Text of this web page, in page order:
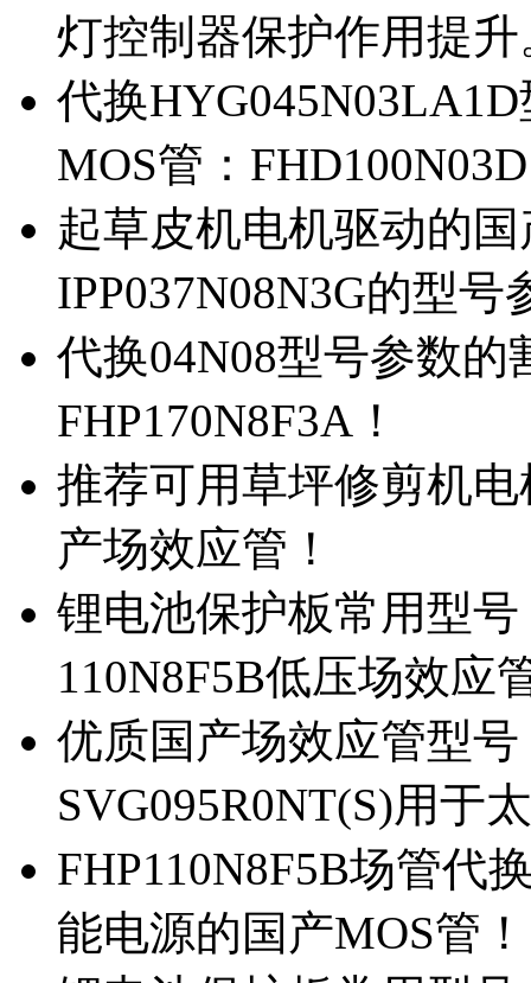
灯控制器保护作用提升
代换
MOS管：
起草皮机电机驱动的
IPP037N08N3G的型号
代换04N08型号参数
FHP170N8F3A！
推荐可用草坪修剪机电
产场效应管！
锂电池保护板常用型号
110N8F5B低压场效应
优质国产场效应管型
SVG095R0NT(S)用于
FHP110N8F5B场管代
能电源的国产MOS管！